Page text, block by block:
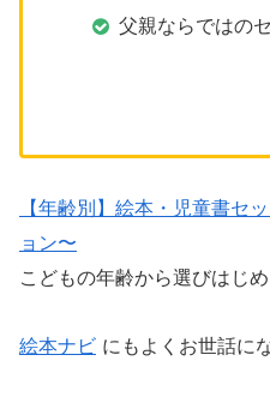
父親ならではの
【年齢別】絵本・児童書セ
ョン〜
こどもの年齢から選びはじめ
絵本ナビ にもよくお世話に